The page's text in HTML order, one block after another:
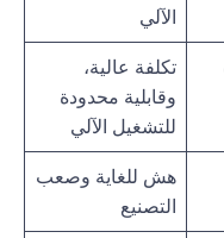
الآلي
تكلفة عالية،
وقابلية محدودة
للتشغيل الآلي
هش للغاية وصعب
التصنيع